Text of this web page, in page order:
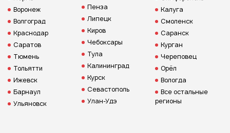
Воронеж
Волгоград
Краснодар
Саратов
Тюмень
Тольятти
Ижевск
Барнаул
Ульяновск
Пенза
Липецк
Киров
Чебоксары
Тула
Калининград
Курск
Севастополь
Улан-Удэ
Калуга
Смоленск
Саранск
Курган
Череповец
Орёл
Вологда
Все остальные
регионы